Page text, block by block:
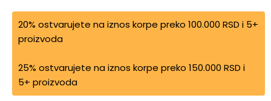
20% ostvarujete na iznos korpe preko 100.000 RSD i 5+
proizvoda
25% ostvarujete na iznos korpe preko 150.000 RSD i
5+ proizvoda